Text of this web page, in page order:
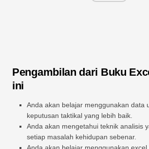
Pengambilan dari Buku
ini
Anda akan belajar menggunakan data
keputusan taktikal yang lebih baik.
Anda akan mengetahui teknik analisis
setiap masalah kehidupan sebenar.
Anda akan belajar menggunakan excel